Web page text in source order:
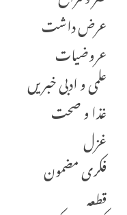
عرض داشت
عروضیات
علمی و ادبی خبریں
غذا و صحت
غزل
فکری مضمون
قطعہ